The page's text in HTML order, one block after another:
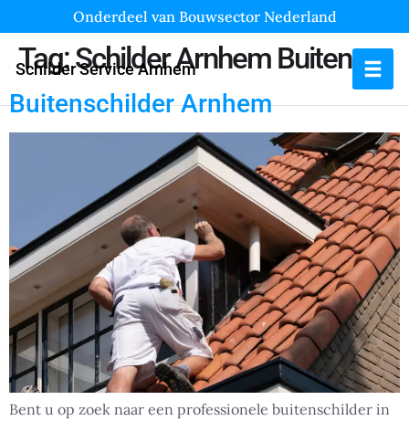
Onderdeel van Bouwsector Nederland
Schilder Service Arnhem
Tag:Schilder Arnhem Buiten
Buitenschilder Arnhem
Bent u op zoek naar een professionele buitenschilder in